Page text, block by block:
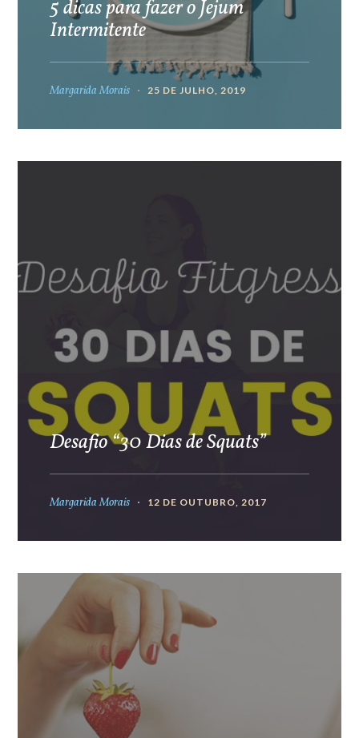
5 dicas para fazer o Jejum
Intermitente
Margarida Morais 25 DE JULHO, 2019
Desafio “30 Dias de Squats”
Margarida Morais 12 DE OUTUBRO, 2017